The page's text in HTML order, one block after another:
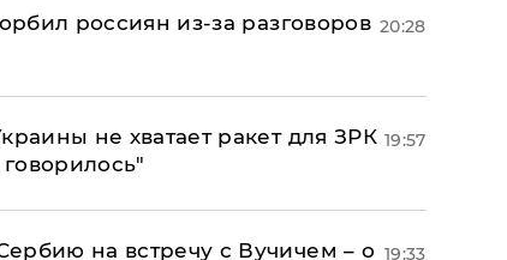
россиян из-за разговоров 20:28
не хватает ракет для ЗРК 19:57
на встречу с Вучичем – о 19:33